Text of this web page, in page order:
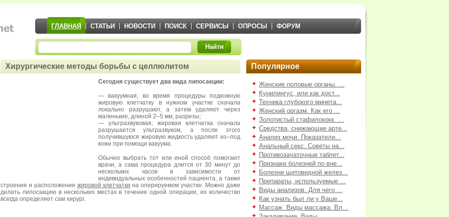
ГЛАВНАЯ СТАТЬИ НОВОСТИ ПОИСК СЕРВИСЫ ОПРОСЫ ФОРУМ
Найти
Хирургические методы борьбы с целлюлитом
Сегодня существует два вида липосакции:
— вакуумная; во время процедуры подкожную
жировую клетчатку в нужном участке сначала
локально разрушают, а затем удаляют через
маленькие, длиной 2–5 мм, разрезы;
— ультразвуковая; жировая клетчатка сначала
разрушается ультразвуком, а после этого
получившуюся жировую жидкость удаляют из–под
кожи при помощи вакуума.
Обычно выбрать тот или иной способ помогают
врачи, а сама процедура длится от 30 минут до
нескольких часов в зависимости от
индивидуальных особенностей пациента, а также
строения и расположения жировой клетчатки на оперируемом участке. Можно даже
делать липосакцию в нескольких местах в течение одной операции, их количество
всегда определяет сам хирург.
Популярное
Женские половые органы. ...
Кунилингус, или как дост...
Техника глубокого минета...
Женский оргазм. Как его ...
Золотистый стафилококк. ...
Средства, снижающие арте...
Анализ мочи. Показатели...
Анальный секс. Советы на...
Противозачаточные таблет...
Признаки болезней по вне...
Болезни щитовидной желез...
Препараты, используемые ...
Виды анализов. Для чего ...
Как узнать был ли у Ваше...
Массаж. Виды массажа. Вл...